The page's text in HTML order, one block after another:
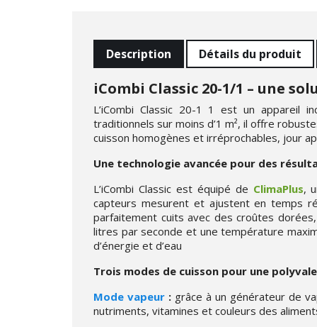
Description Détails du produit
iCombi Classic 20-1/1 – une
L’iCombi Classic 20-1 1 est un appareil
traditionnels sur moins d’1 m², il offre
cuisson homogènes et irréprochables, jour
Une technologie avancée pour des
L’iCombi Classic est équipé de ClimaPlus,
capteurs mesurent et ajustent en temps
parfaitement cuits avec des croûtes
litres par seconde et une température
d’énergie et d’eau
Trois modes de cuisson pour une
Mode vapeur:grâce à un générateur de
nutriments, vitamines et couleurs des